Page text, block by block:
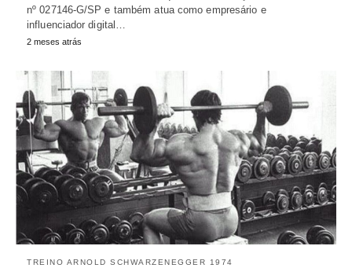
nº 027146-G/SP e também atua como empresário e
influenciador digital…
2 meses atrás
TREINO ARNOLD SCHWARZENEGGER 1974